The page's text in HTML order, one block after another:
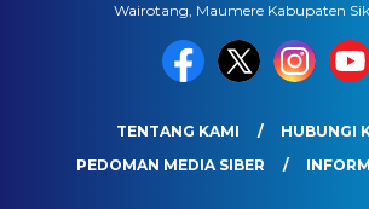
Wairotang, Maumere Kabupaten
TENTANG KAMI
HUBUNGI
PEDOMAN MEDIA SIBER